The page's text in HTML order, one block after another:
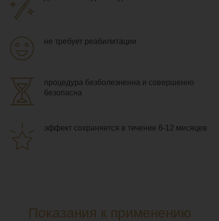
не требует реабилитации
процедура безболезненна и совершенно
безопасна
эффект сохраняется в течение 6-12 месяцев
Показания к применению